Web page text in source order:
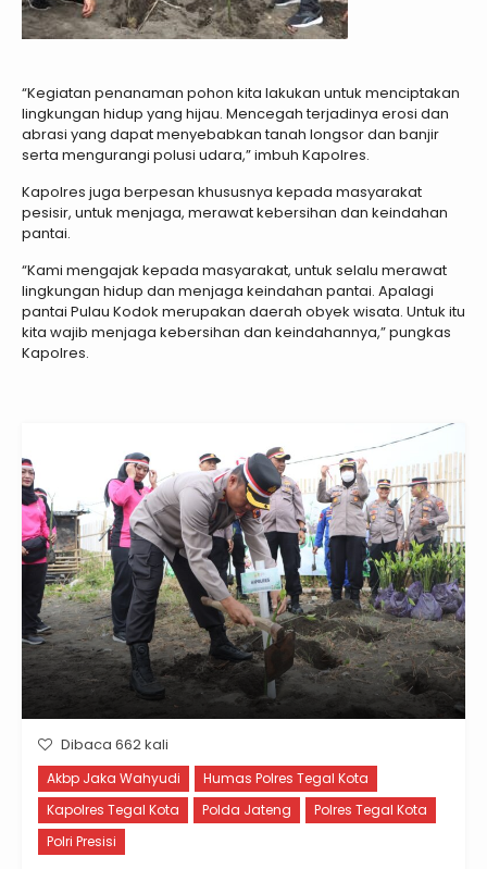
“Kegiatan penanaman pohon kita lakukan untuk menciptakan
lingkungan hidup yang hijau. Mencegah terjadinya erosi dan
abrasi yang dapat menyebabkan tanah longsor dan banjir
serta mengurangi polusi udara,” imbuh Kapolres.
Kapolres juga berpesan khususnya kepada masyarakat
pesisir, untuk menjaga, merawat kebersihan dan keindahan
pantai.
“Kami mengajak kepada masyarakat, untuk selalu merawat
lingkungan hidup dan menjaga keindahan pantai. Apalagi
pantai Pulau Kodok merupakan daerah obyek wisata. Untuk itu
kita wajib menjaga kebersihan dan keindahannya,” pungkas
Kapolres.
Dibaca 662 kali
Akbp Jaka Wahyudi
Humas Polres Tegal Kota
Kapolres Tegal Kota
Polda Jateng
Polres Tegal Kota
Polri Presisi